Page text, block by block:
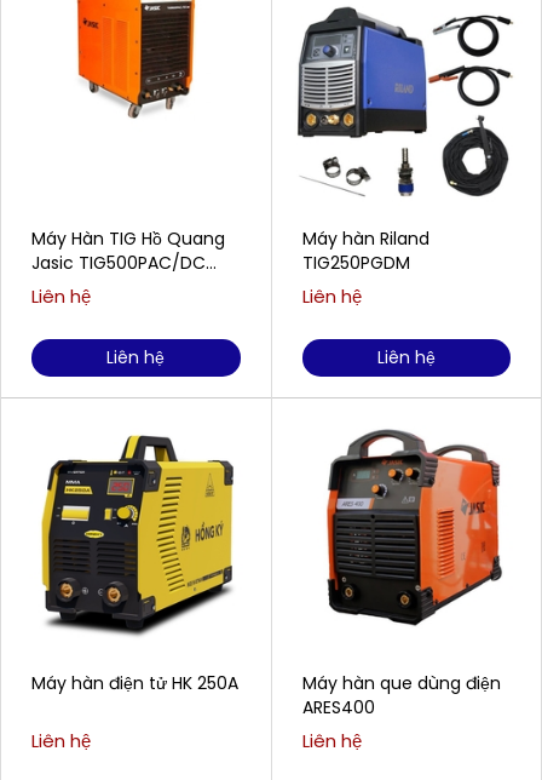
Máy Hàn TIG Hồ Quang
Jasic TIG500PAC/DC
(E312)
Liên hệ
Liên hệ
Máy hàn điện tử HK 250A
Liên hệ
Máy hàn Riland
TIG250PGDM
Liên hệ
Liên hệ
Máy hàn que dùng điện
ARES400
Liên hệ